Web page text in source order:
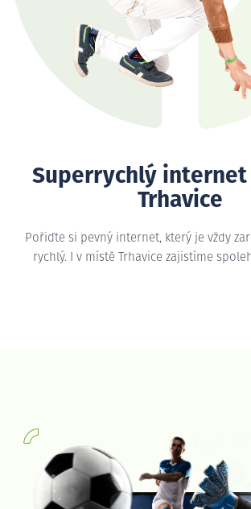
Superrychlý internet
Trhavice
Pořiďte si pevný internet, který je vždy
rychlý. I v místě Trhavice zajistíme